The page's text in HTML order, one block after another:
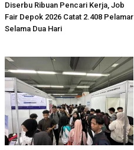
Diserbu Ribuan Pencari Kerja, Job
Fair Depok 2026 Catat 2.408 Pelamar
Selama Dua Hari